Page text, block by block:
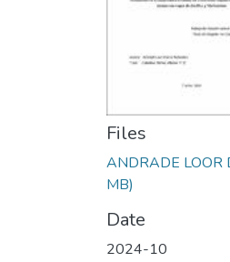
Files
ANDRADE LOOR
MB)
Date
2024-10